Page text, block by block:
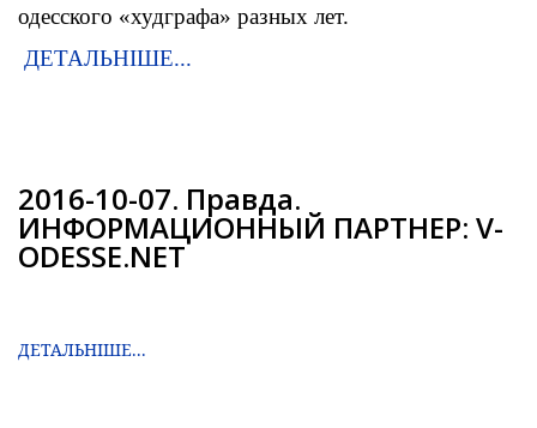
одесского «худграфа» разных лет.
ДЕТАЛЬНІШЕ...
2016-10-07. Правда.
ИНФОРМАЦИОННЫЙ ПАРТНЕР: V-
ODESSE.NET
ДЕТАЛЬНІШЕ...